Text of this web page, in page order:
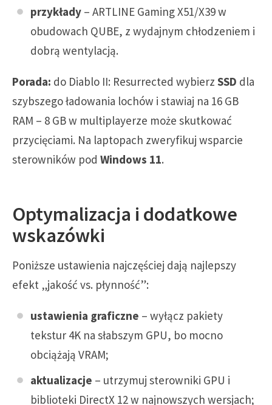
przykłady – ARTLINE Gaming X51/X39 w
obudowach QUBE, z wydajnym chłodzeniem i
dobrą wentylacją.
Porada: do Diablo II: Resurrected wybierz SSD dla
szybszego ładowania lochów i stawiaj na 16 GB
RAM – 8 GB w multiplayerze może skutkować
przycięciami. Na laptopach zweryfikuj wsparcie
sterowników pod Windows 11.
Optymalizacja i dodatkowe
wskazówki
Poniższe ustawienia najczęściej dają najlepszy
efekt „jakość vs. płynność”:
ustawienia graficzne – wyłącz pakiety
tekstur 4K na słabszym GPU, bo mocno
obciążają VRAM;
aktualizacje – utrzymuj sterowniki GPU i
biblioteki DirectX 12 w najnowszych wersjach;